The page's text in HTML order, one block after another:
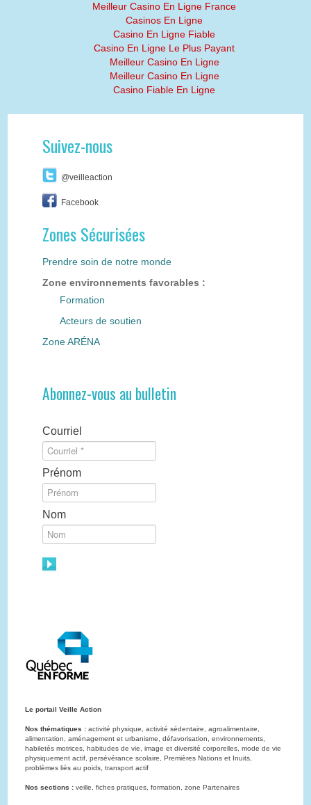
Meilleur Casino En Ligne France
Casinos En Ligne
Casino En Ligne Fiable
Casino En Ligne Le Plus Payant
Meilleur Casino En Ligne
Meilleur Casino En Ligne
Casino Fiable En Ligne
Suivez-nous
@veilleaction
Facebook
Zones Sécurisées
Prendre soin de notre monde
Zone environnements favorables :
Formation
Acteurs de soutien
Zone ARÉNA
Abonnez-vous au bulletin
Courriel
Prénom
Nom
Le portail Veille Action
Nos thématiques : activité physique, activité sédentaire, agroalimentaire,
alimentation, aménagement et urbanisme, défavorisation, environnements,
habiletés motrices, habitudes de vie, image et diversité corporelles, mode de vie
physiquement actif, persévérance scolaire, Premières Nations et Inuits,
problèmes liés au poids, transport actif
Nos sections : veille, fiches pratiques, formation, zone Partenaires